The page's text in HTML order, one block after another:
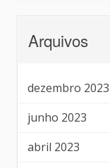
Arquivos
dezembro 2023
junho 2023
abril 2023